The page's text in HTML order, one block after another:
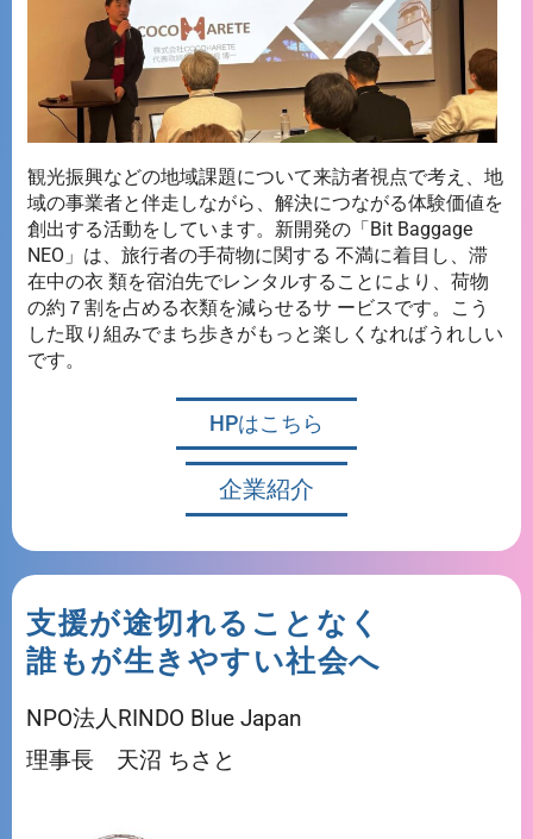
観光振興などの地域課題について来訪者視点で考え、地
域の事業者と伴走しながら、解決につながる体験価値を
創出する活動をしています。新開発の「Bit Baggage
NEO」は、旅行者の手荷物に関する 不満に着目し、滞
在中の衣 類を宿泊先でレンタルすることにより、荷物
の約７割を占める衣類を減らせるサ ービスです。こう
した取り組みでまち歩きがもっと楽しくなればうれしい
です。
HPはこちら
企業紹介
支援が途切れることなく
誰もが生きやすい社会へ
NPO法人RINDO Blue Japan
理事長 天沼 ちさと